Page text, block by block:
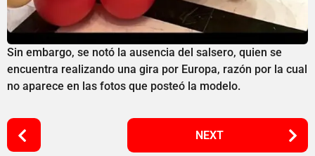
Sin embargo, se notó la ausencia del salsero, quien se
encuentra realizando una gira por Europa, razón por la cual
no aparece en las fotos que posteó la modelo.
P
o
NEXT